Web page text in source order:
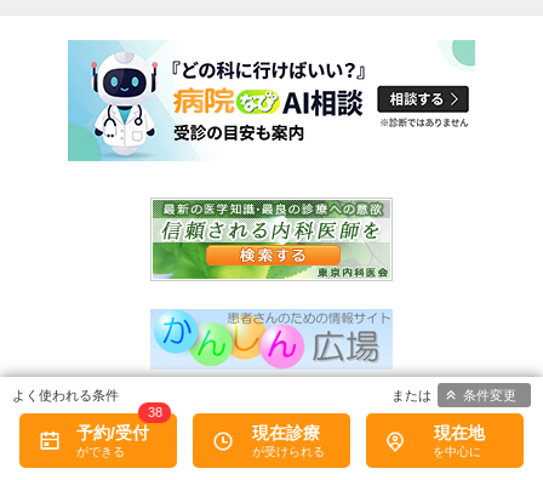
予約/受付
38
現在診療 現在地
条件変更